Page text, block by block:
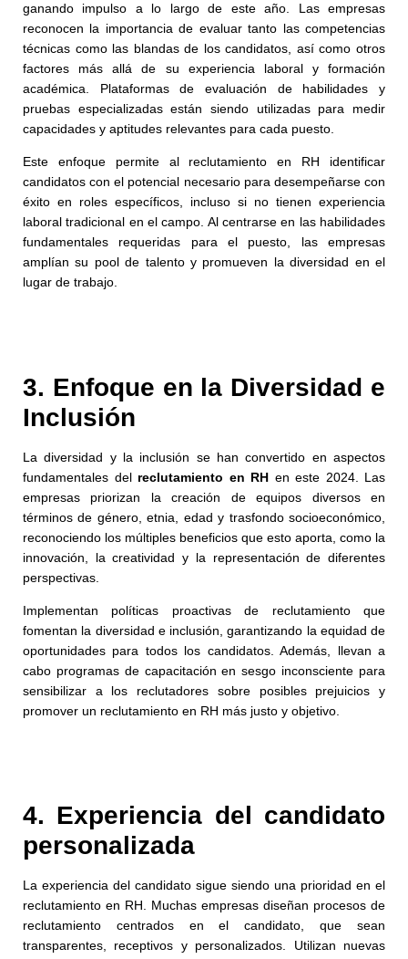
ganando impulso a lo largo de este año. Las empresas
reconocen la importancia de evaluar tanto las competencias
técnicas como las blandas de los candidatos, así como otros
factores más allá de su experiencia laboral y formación
académica. Plataformas de evaluación de habilidades y
pruebas especializadas están siendo utilizadas para medir
capacidades y aptitudes relevantes para cada puesto.
Este enfoque permite al reclutamiento en RH identificar
candidatos con el potencial necesario para desempeñarse con
éxito en roles específicos, incluso si no tienen experiencia
laboral tradicional en el campo. Al centrarse en las habilidades
fundamentales requeridas para el puesto, las empresas
amplían su pool de talento y promueven la diversidad en el
lugar de trabajo.
3. Enfoque en la Diversidad e
Inclusión
La diversidad y la inclusión se han convertido en aspectos
fundamentales del reclutamiento en RH en este 2024. Las
empresas priorizan la creación de equipos diversos en
términos de género, etnia, edad y trasfondo socioeconómico,
reconociendo los múltiples beneficios que esto aporta, como la
innovación, la creatividad y la representación de diferentes
perspectivas.
Implementan políticas proactivas de reclutamiento que
fomentan la diversidad e inclusión, garantizando la equidad de
oportunidades para todos los candidatos. Además, llevan a
cabo programas de capacitación en sesgo inconsciente para
sensibilizar a los reclutadores sobre posibles prejuicios y
promover un reclutamiento en RH más justo y objetivo.
4. Experiencia del candidato
personalizada
La experiencia del candidato sigue siendo una prioridad en el
reclutamiento en RH. Muchas empresas diseñan procesos de
reclutamiento centrados en el candidato, que sean
transparentes, receptivos y personalizados. Utilizan nuevas